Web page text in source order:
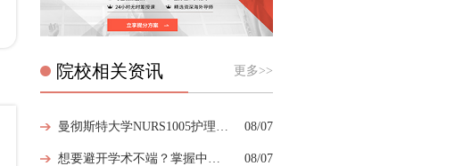
院校相关资讯 更多>>
08/07
08/07